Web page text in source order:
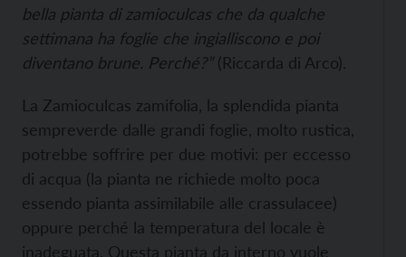
bella pianta di zamioculcas che da qualche
settimana ha foglie che ingialliscono e poi
diventano brune. Perché?” (Riccarda di Arco).
La Zamioculcas zamifolia, la splendida pianta
sempreverde dalle grandi foglie, molto rustica,
potrebbe soffrire per due motivi: per eccesso
di acqua (la pianta ne richiede molto poca
essendo pianta assimilabile alle crassulacee)
oppure perché la temperatura del locale è
inadeguata. Questa pianta da interno vuole